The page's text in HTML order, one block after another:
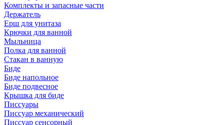
Комплекты и запасные части
Держатель
Ерш для унитаза
Крючки для ванной
Мыльница
Полка для ванной
Стакан в ванную
Биде
Биде напольное
Биде подвесное
Крышка для биде
Писсуары
Писсуар механический
Писсуар сенсорный